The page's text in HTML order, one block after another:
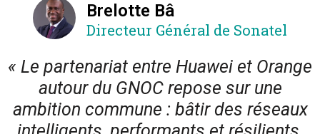
Brelotte Bâ
Directeur Général de Sonatel
« Le partenariat entre Huawei et Orange
autour du GNOC repose sur une
ambition commune : bâtir des réseaux